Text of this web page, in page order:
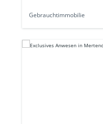
Gebrauchtimmobilie